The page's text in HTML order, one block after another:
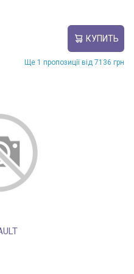
КУПИТЬ
Ще 1 пропозиції від 7136 грн